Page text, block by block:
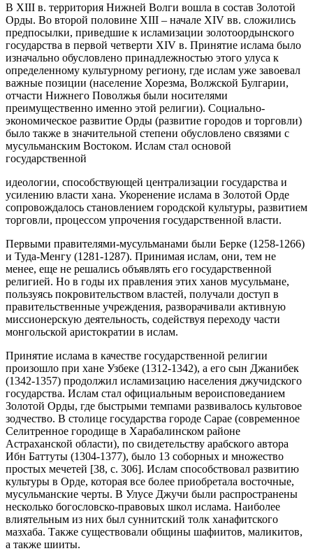
В XIII в. территория Нижней Волги вошла в состав Золотой
Орды. Во второй половине XIII – начале XIV вв. сложились
предпосылки, приведшие к исламизации золотоордынского
государства в первой четверти XIV в. Принятие ислама было
изначально обусловлено принадлежностью этого улуса к
определенному культурному региону, где ислам уже завоевал
важные позиции (население Хорезма, Волжской Булгарии,
отчасти Нижнего Поволжья были носителями
преимущественно именно этой религии). Социально-
экономическое развитие Орды (развитие городов и торговли)
было также в значительной степени обусловлено связями с
мусульманским Востоком. Ислам стал основой
государственной
идеологии, способствующей централизации государства и
усилению власти хана. Укоренение ислама в Золотой Орде
сопровождалось становлением городской культуры, развитием
торговли, процессом упрочения государственной власти.
Первыми правителями-мусульманами были Берке (1258-1266)
и Туда-Менгу (1281-1287). Принимая ислам, они, тем не
менее, еще не решались объявлять его государственной
религией. Но в годы их правления этих ханов мусульмане,
пользуясь покровительством властей, получали доступ в
правительственные учреждения, разворачивали активную
миссионерскую деятельность, содействуя переходу части
монгольской аристократии в ислам.
Принятие ислама в качестве государственной религии
произошло при хане Узбеке (1312-1342), а его сын Джанибек
(1342-1357) продолжил исламизацию населения джучидского
государства. Ислам стал официальным вероисповеданием
Золотой Орды, где быстрыми темпами развивалось культовое
зодчество. В столице государства городе Сарае (современное
Селитренное городище в Харабалинском районе
Астраханской области), по свидетельству арабского автора
Ибн Баттуты (1304-1377), было 13 соборных и множество
простых мечетей [38, с. 306]. Ислам способствовал развитию
культуры в Орде, которая все более приобретала восточные,
мусульманские черты. В Улусе Джучи были распространены
несколько богословско-правовых школ ислама. Наиболее
влиятельным из них был суннитский толк ханафитского
мазхаба. Также существовали общины шафиитов, маликитов,
а также шииты.